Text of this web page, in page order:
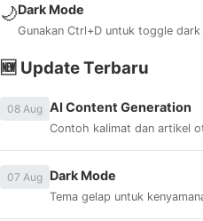
🌙Dark Mode
Gunakan Ctrl+D untuk toggle
🆕 Update Terbaru
08 Aug AI Content Generation
Contoh kalimat dan artikel
07 Aug Dark Mode
Tema gelap untuk